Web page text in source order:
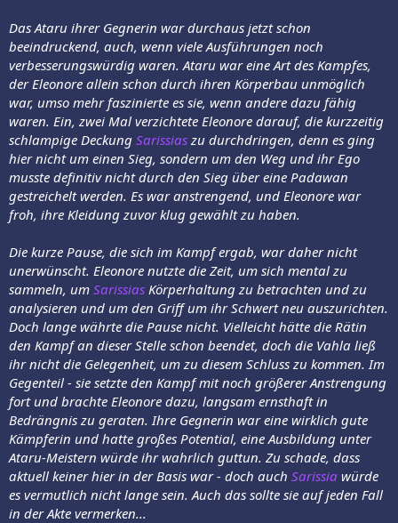
Das Ataru ihrer Gegnerin war durchaus jetzt schon
beeindruckend, auch, wenn viele Ausführungen noch
verbesserungswürdig waren. Ataru war eine Art des Kampfes,
der Eleonore allein schon durch ihren Körperbau unmöglich
war, umso mehr faszinierte es sie, wenn andere dazu fähig
waren. Ein, zwei Mal verzichtete Eleonore darauf, die kurzzeitig
schlampige Deckung Sarissiaszu durchdringen, denn es ging
hier nicht um einen Sieg, sondern um den Weg und ihr Ego
musste definitiv nicht durch den Sieg über eine Padawan
gestreichelt werden. Es war anstrengend, und Eleonore war
froh, ihre Kleidung zuvor klug gewählt zu haben.
Die kurze Pause, die sich im Kampf ergab, war daher nicht
unerwünscht. Eleonore nutzte die Zeit, um sich mental zu
sammeln, um Sarissias Körperhaltung zu betrachten und zu
analysieren und um den Griff um ihr Schwert neu auszurichten.
Doch lange währte die Pause nicht. Vielleicht hätte die Rätin
den Kampf an dieser Stelle schon beendet, doch die Vahla ließ
ihr nicht die Gelegenheit, um zu diesem Schluss zu kommen. Im
Gegenteil - sie setzte den Kampf mit noch größerer Anstrengung
fort und brachte Eleonore dazu, langsam ernsthaft in
Bedrängnis zu geraten. Ihre Gegnerin war eine wirklich gute
Kämpferin und hatte großes Potential, eine Ausbildung unter
Ataru-Meistern würde ihr wahrlich guttun. Zu schade, dass
aktuell keiner hier in der Basis war - doch auch Sarissia würde
es vermutlich nicht lange sein. Auch das sollte sie auf jeden Fall
in der Akte vermerken...